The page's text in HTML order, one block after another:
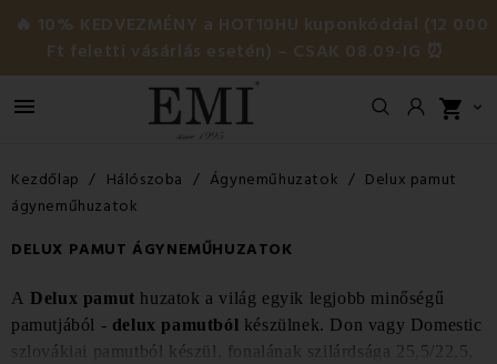
🔥 10% KEDVEZMÉNY a HOT10HU kuponkóddal (12 000
Ft feletti vásárlás esetén) – CSAK 08.09-IG ⏰
 shopping_cart 
Kezdőlap Hálószoba Ágyneműhuzatok
Delux pamut
ágyneműhuzatok
DELUX PAMUT ÁGYNEMŰHUZATOK
A Delux pamut huzatok a világ egyik legjobb minőségű
pamutjából - delux pamutból készülnek. Don vagy Domestic
szlovákiai pamutból készül, fonalának szilárdsága 25,5/22,5,